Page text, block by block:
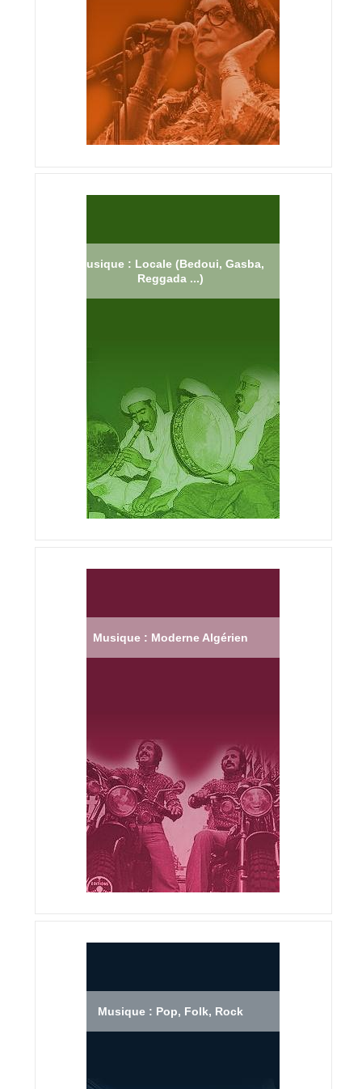
Musique : Locale (Bedoui, Gasba,
Reggada ...)
Musique : Moderne Algérien
Musique : Pop, Folk, Rock